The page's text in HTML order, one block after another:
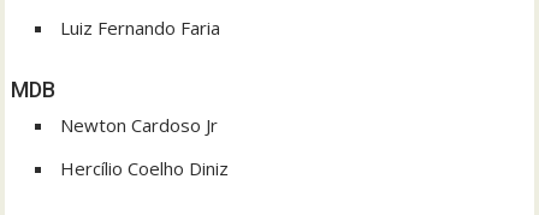
Luiz Fernando Faria
MDB
Newton Cardoso Jr
Hercílio Coelho Diniz